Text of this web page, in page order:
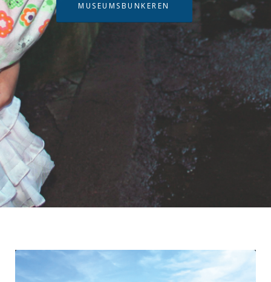
MUSEUMSBUNKEREN